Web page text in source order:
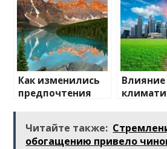
Как изменились
предпочтения
Влияние
Читайте также:
обогащению привело